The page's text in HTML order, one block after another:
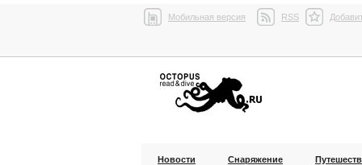
Мобильная версия RSS
Новости Снаряжение